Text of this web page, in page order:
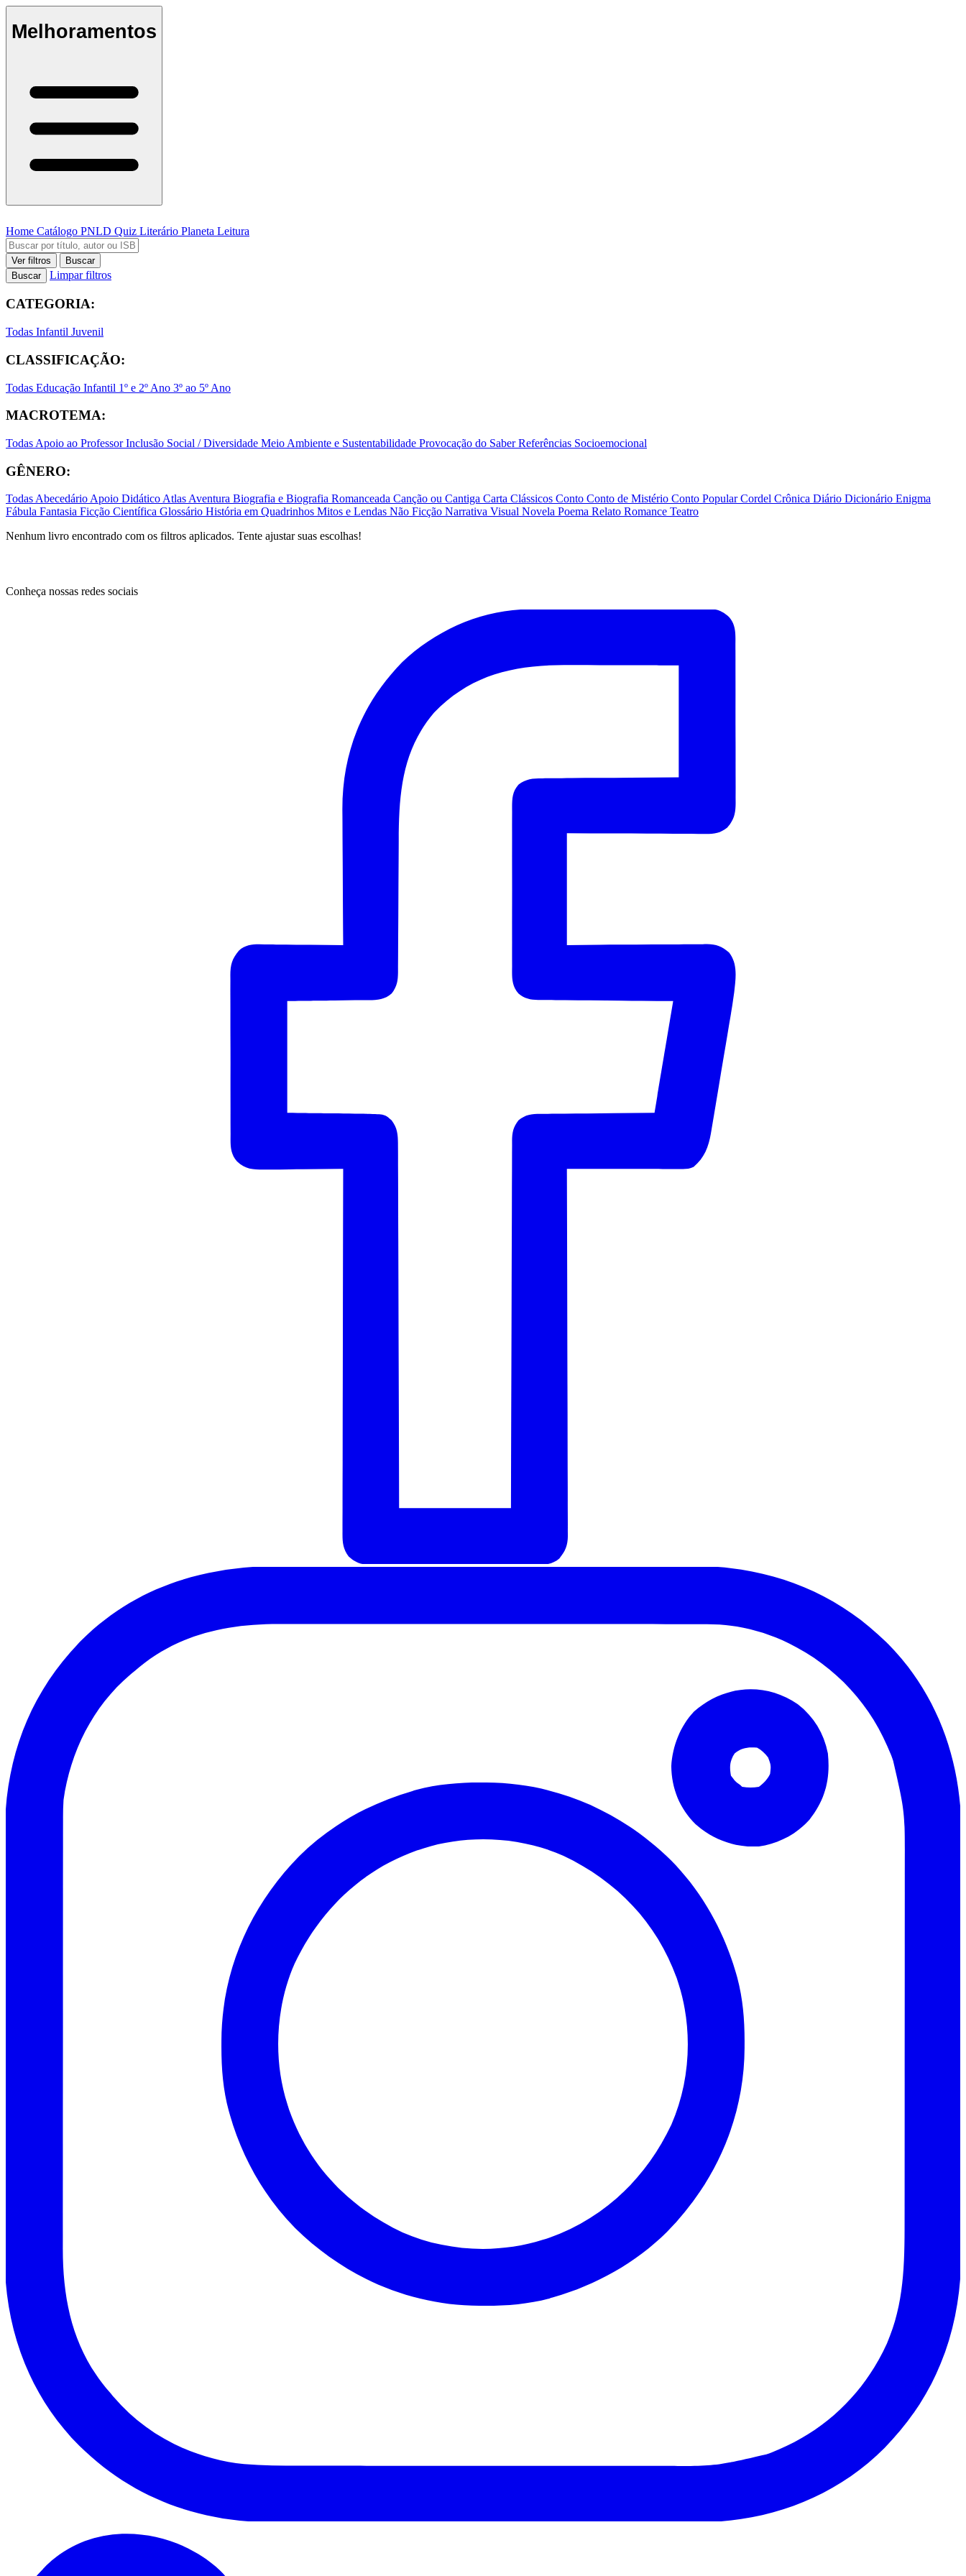
Melhoramentos
Home Catálogo PNLD Quiz Literário Planeta Leitura
Ver filtros
Buscar
Buscar
Limpar filtros
CATEGORIA:
Todas Infantil Juvenil
CLASSIFICAÇÃO:
Todas Educação Infantil 1º e 2º Ano 3º ao 5º Ano
MACROTEMA:
Todas Apoio ao ProfessorInclusão Social / Diversidade Meio Ambiente e Sustentabilidade Provocação do SaberReferências Socioemocional
GÊNERO:
TodasAbecedárioApoio DidáticoAtlasAventura Biografia e Biografia Romanceada Canção ou Cantiga Carta Clássicos Conto Conto de Mistério Conto PopularCordel Crônica Diário Dicionário Enigma
Fábula Fantasia Ficção Científica Glossário História em Quadrinhos Mitos e Lendas Não Ficção Narrativa Visual Novela Poema Relato Romance Teatro
Nenhum livro encontrado com os filtros aplicados. Tente ajustar suas escolhas!
Conheça nossas redes sociais